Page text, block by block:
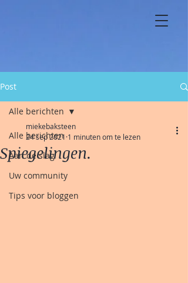
Post
Alle berichten
Aan de slag
Uw community
Tips voor bloggen
Alle berichten
Spiegelingen.
miekebaksteen
24 sep 2021 1 minuten om te lezen